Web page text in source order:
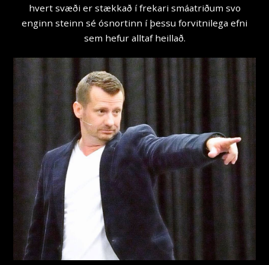
hvert svæði er stækkað í frekari smáatriðum svo
enginn steinn sé ósnortinn í þessu forvitnilega efni
sem hefur alltaf heillað.